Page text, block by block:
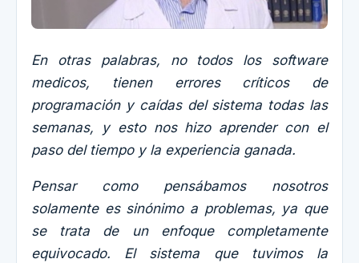
En otras palabras, no todos los software
medicos, tienen errores críticos de
programación y caídas del sistema todas las
semanas, y esto nos hizo aprender con el
paso del tiempo y la experiencia ganada.
Pensar como pensábamos nosotros
solamente es sinónimo a problemas, ya que
se trata de un enfoque completamente
equivocado. El sistema que tuvimos la